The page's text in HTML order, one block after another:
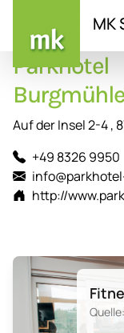
Inhalt
MK
Parkhotel
Auf der Insel 2-4 ,
+49 8326 9950
http://